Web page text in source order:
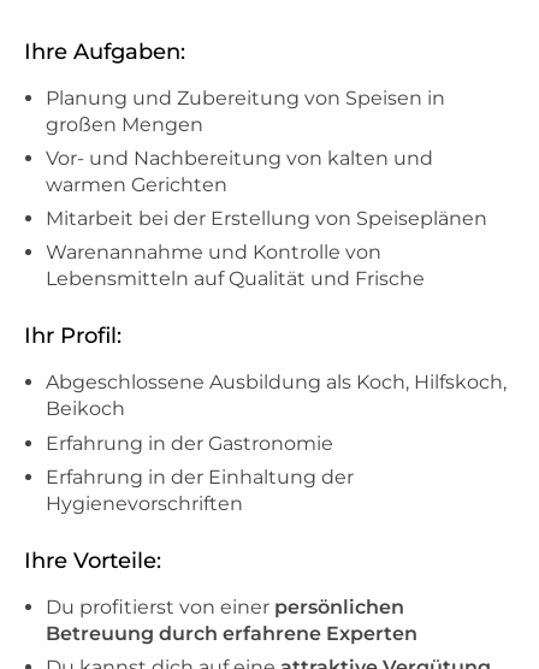
Ihre Aufgaben:
Planung und Zubereitung von Speisen in
großen Mengen
Vor- und Nachbereitung von kalten und
warmen Gerichten
Mitarbeit bei der Erstellung von Speiseplänen
Warenannahme und Kontrolle von
Lebensmitteln auf Qualität und Frische
Ihr Profil:
Abgeschlossene Ausbildung als Koch, Hilfskoch,
Beikoch
Erfahrung in der Gastronomie
Erfahrung in der Einhaltung der
Hygienevorschriften
Ihre Vorteile:
Du profitierst von einer persönlichen
Betreuung durch erfahrene Experten